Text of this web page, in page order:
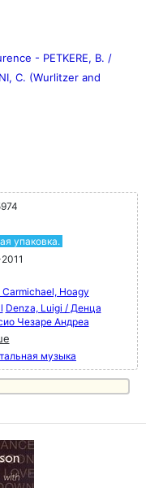
- PETKERE, B. /
C. (Wurlitzer and
упаковка.
Hoagy
Denza, Luigi / Денца
Чезаре Андреа
музыка